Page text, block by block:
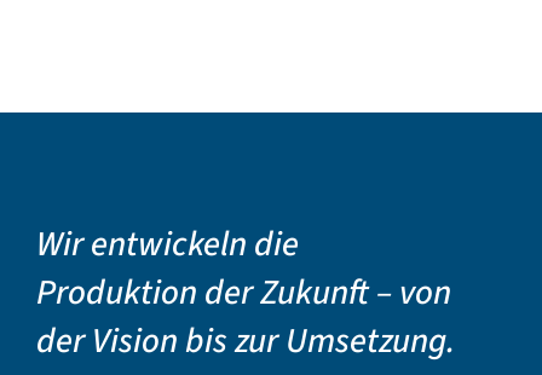
Wir entwickeln die
Produktion der Zukunft – von
der Vision bis zur Umsetzung.